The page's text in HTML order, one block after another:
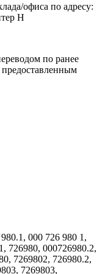
офиса по адресу:
Н
по ранее
предоставленным
000 726 980 1,
726980, 000726980.2,
7269802, 726980.2,
7269803,